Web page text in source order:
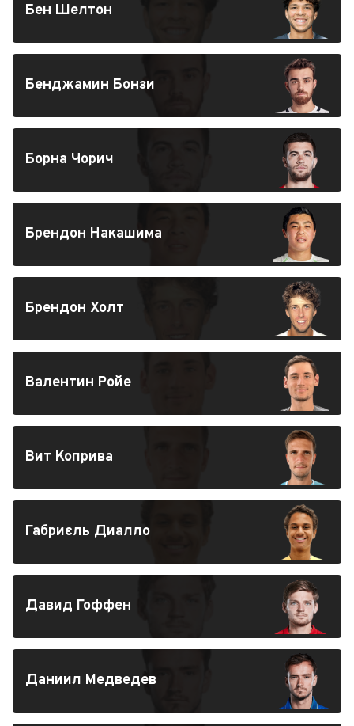
Бен Шелтон
Бенджамин Бонзи
Борна Чорич
Брендон Накашима
Брендон Холт
Валентин Ройе
Вит Коприва
Габриєль Диалло
Давид Гоффен
Даниил Медведев